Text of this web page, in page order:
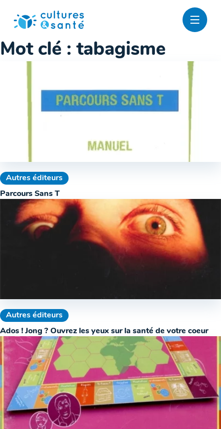
contenu
Mot clé :tabagisme
Autres éditeurs
Parcours Sans T
Autres éditeurs
Ados ! Jong ? Ouvrez les yeux sur la santé de votre coeur